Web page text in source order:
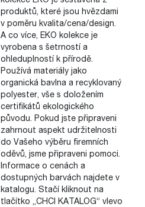
produktů, které jsou hvězdami
v poměru kvalita/cena/design.
A co více, EKO kolekce je
vyrobena s šetrností a
ohleduplností k přírodě.
Používá materiály jako
organická bavlna a recyklovaný
polyester, vše s doložením
certifikátů ekologického
původu. Pokud jste připraveni
zahrnout aspekt udržitelnosti
do Vašeho výběru firemních
oděvů, jsme připraveni pomoci.
Informace o cenách a
dostupných barvách najdete v
katalogu. Stačí kliknout na
tlačítko „CHCI KATALOG“ vlevo